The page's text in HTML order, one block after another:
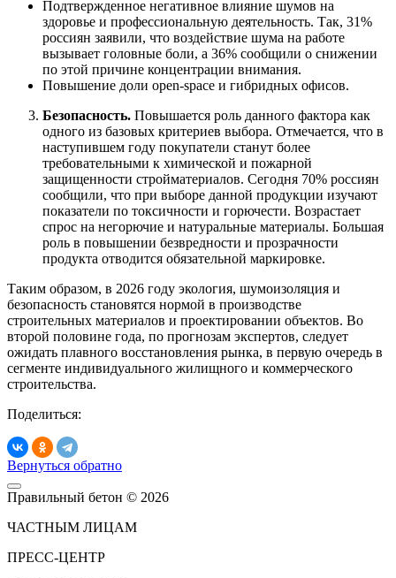
Подтвержденное негативное влияние шумов на
здоровье и профессиональную деятельность. Так, 31%
россиян заявили, что воздействие шума на работе
вызывает головные боли, а 36% сообщили о снижении
по этой причине концентрации внимания.
Повышение доли open-space и гибридных офисов.
Безопасность. Повышается роль данного фактора как
одного из базовых критериев выбора. Отмечается, что в
наступившем году покупатели станут более
требовательными к химической и пожарной
защищенности стройматериалов. Сегодня 70% россиян
сообщили, что при выборе данной продукции изучают
показатели по токсичности и горючести. Возрастает
спрос на негорючие и натуральные материалы. Большая
роль в повышении безвредности и прозрачности
продукта отводится обязательной маркировке.
Таким образом, в 2026 году экология, шумоизоляция и
безопасность становятся нормой в производстве
строительных материалов и проектировании объектов. Во
второй половине года, по прогнозам экспертов, следует
ожидать плавного восстановления рынка, в первую очередь в
сегменте индивидуального жилищного и коммерческого
строительства.
Поделиться:
Вернуться обратно
Правильный бетон © 2026
ЧАСТНЫМ ЛИЦАМ
ПРЕСС-ЦЕНТР